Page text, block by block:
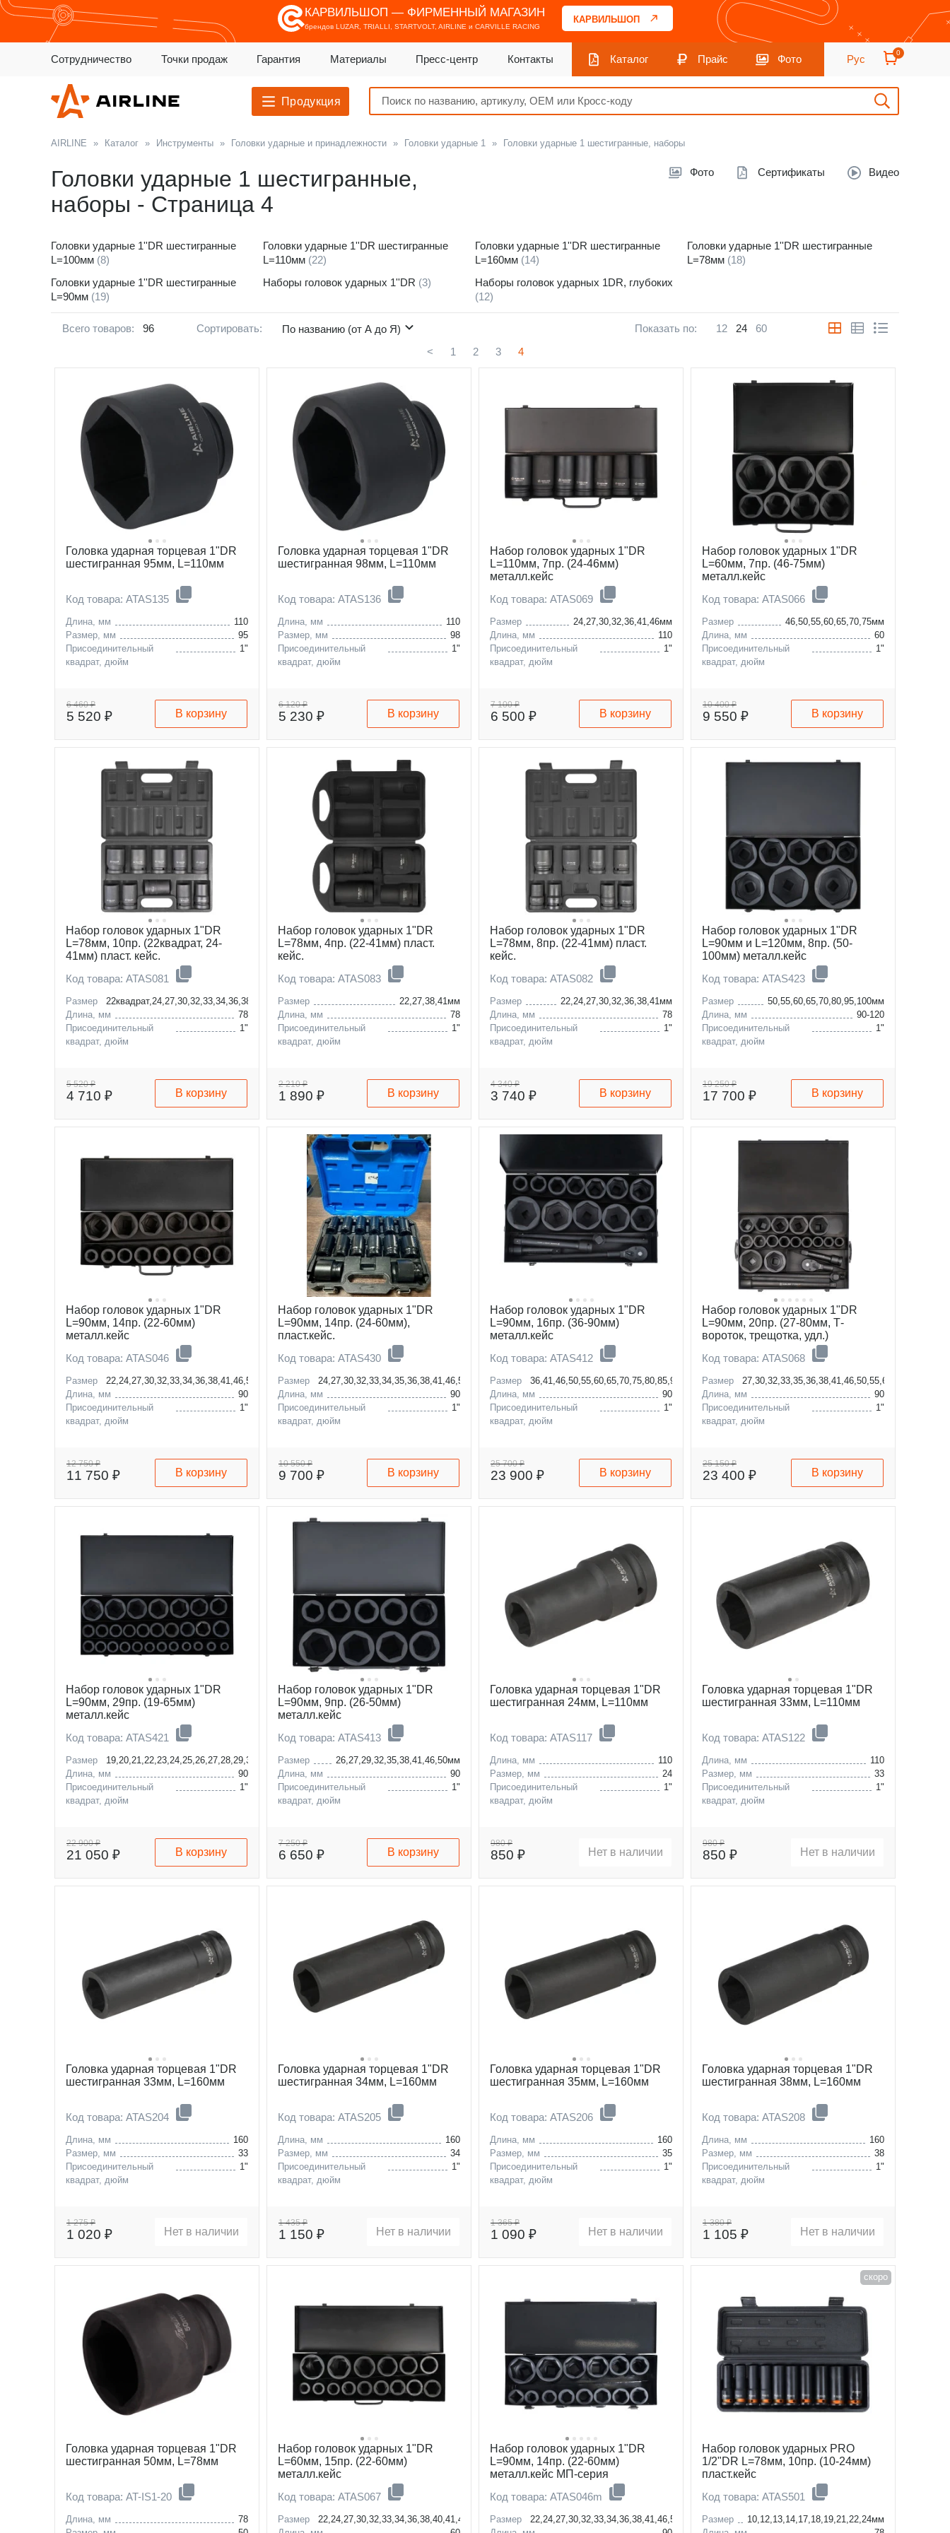
КАРВИЛЬШОП — ФИРМЕННЫЙ МАГАЗИН
брендов LUZAR, TRIALLI, STARTVOLT, AIRLINE и CARVILLE RACING
КАРВИЛЬШОП
Сотрудничество Точки продаж Гарантия Материалы Пресс-центр Контакты Каталог Прайс Фото Рус
0
Продукция
AIRLINE » Каталог » Инструменты » Головки ударные и принадлежности » Головки ударные 1 » Головки ударные 1 шестигранные, наборы
Головки ударные 1 шестигранные,
наборы - Страница 4
Фото Сертификаты Видео
Головки ударные 1''DR шестигранные
L=100мм (8)
Головки ударные 1''DR шестигранные
L=110мм (22)
Головки ударные 1''DR шестигранные
L=160мм (14)
Головки ударные 1''DR шестигранные
L=78мм (18)
Головки ударные 1''DR шестигранные
L=90мм (19)
Наборы головок ударных 1''DR (3)
Наборы головок ударных 1DR, глубоких
(12)
Всего товаров: 96 Сортировать: По названию (от А до Я) Показать по: 12 24
60
<
1 2 3 4
Головка ударная торцевая 1"DR
шестигранная 95мм, L=110мм
Код товара: ATAS135
Длина, мм
110
Размер, мм
95
Присоединительный
квадрат, дюйм
1"
6 460 ₽
5 520 ₽ В корзину
Головка ударная торцевая 1"DR
шестигранная 98мм, L=110мм
Код товара: ATAS136
Длина, мм
110
Размер, мм
98
Присоединительный
квадрат, дюйм
1"
6 120 ₽
5 230 ₽ В корзину
Набор головок ударных 1"DR
L=110мм, 7пр. (24-46мм)
металл.кейс
Код товара: ATAS069
Размер
24,27,30,32,36,41,46мм
Длина, мм
110
Присоединительный
квадрат, дюйм
1"
7 100 ₽
6 500 ₽ В корзину
Набор головок ударных 1"DR
L=60мм, 7пр. (46-75мм)
металл.кейс
Код товара: ATAS066
Размер
46,50,55,60,65,70,75мм
Длина, мм
60
Присоединительный
квадрат, дюйм
1"
10 400 ₽
9 550 ₽ В корзину
Набор головок ударных 1"DR
L=78мм, 10пр. (22квадрат, 24-
41мм) пласт. кейс.
Код товара: ATAS081
Размер
22квадрат,24,27,30,32,33,34,36,38,41мм
Длина, мм
78
Присоединительный
квадрат, дюйм
1"
5 520 ₽
4 710 ₽ В корзину
Набор головок ударных 1"DR
L=78мм, 4пр. (22-41мм) пласт.
кейс.
Код товара: ATAS083
Размер
22,27,38,41мм
Длина, мм
78
Присоединительный
квадрат, дюйм
1"
2 210 ₽
1 890 ₽ В корзину
Набор головок ударных 1"DR
L=78мм, 8пр. (22-41мм) пласт.
кейс.
Код товара: ATAS082
Размер
22,24,27,30,32,36,38,41мм
Длина, мм
78
Присоединительный
квадрат, дюйм
1"
4 340 ₽
3 740 ₽ В корзину
Набор головок ударных 1"DR
L=90мм и L=120мм, 8пр. (50-
100мм) металл.кейс
Код товара: ATAS423
Размер
50,55,60,65,70,80,95,100мм
Длина, мм
90-120
Присоединительный
квадрат, дюйм
1"
19 250 ₽
17 700 ₽ В корзину
Набор головок ударных 1"DR
L=90мм, 14пр. (22-60мм)
металл.кейс
Код товара: ATAS046
Размер
22,24,27,30,32,33,34,36,38,41,46,50,55,60мм
Длина, мм
90
Присоединительный
квадрат, дюйм
1"
12 750 ₽
11 750 ₽ В корзину
Набор головок ударных 1"DR
L=90мм, 14пр. (24-60мм),
пласт.кейс.
Код товара: ATAS430
Размер
24,27,30,32,33,34,35,36,38,41,46,50,55,60мм
Длина, мм
90
Присоединительный
квадрат, дюйм
1"
10 550 ₽
9 700 ₽ В корзину
Набор головок ударных 1"DR
L=90мм, 16пр. (36-90мм)
металл.кейс
Код товара: ATAS412
Размер
36,41,46,50,55,60,65,70,75,80,85,90мм
Длина, мм
90
Присоединительный
квадрат, дюйм
1"
25 700 ₽
23 900 ₽ В корзину
Набор головок ударных 1"DR
L=90мм, 20пр. (27-80мм, Т-
вороток, трещотка, удл.)
Код товара: ATAS068
Размер
Длина, мм
90
Присоединительный
квадрат, дюйм
1"
25 150 ₽
23 400 ₽ В корзину
Набор головок ударных 1"DR
L=90мм, 29пр. (19-65мм)
металл.кейс
Код товара: ATAS421
Размер
19,20,21,22,23,24,25,26,27,28,29,30,32,33,34,35,36,38,40,41,42,46,50,52,55,58,60,63,65мм
Длина, мм
90
Присоединительный
квадрат, дюйм
1"
22 900 ₽
21 050 ₽ В корзину
Набор головок ударных 1"DR
L=90мм, 9пр. (26-50мм)
металл.кейс
Код товара: ATAS413
Размер
26,27,29,32,35,38,41,46,50мм
Длина, мм
90
Присоединительный
квадрат, дюйм
1"
7 250 ₽
6 650 ₽ В корзину
Головка ударная торцевая 1"DR
шестигранная 24мм, L=110мм
Код товара: ATAS117
Длина, мм
110
Размер, мм
24
Присоединительный
квадрат, дюйм
1"
980 ₽
850 ₽ Нет в наличии
Головка ударная торцевая 1"DR
шестигранная 33мм, L=110мм
Код товара: ATAS122
Длина, мм
110
Размер, мм
33
Присоединительный
квадрат, дюйм
1"
980 ₽
850 ₽ Нет в наличии
Головка ударная торцевая 1"DR
шестигранная 33мм, L=160мм
Код товара: ATAS204
Длина, мм
160
Размер, мм
33
Присоединительный
квадрат, дюйм
1"
1 275 ₽
1 020 ₽ Нет в наличии
Головка ударная торцевая 1"DR
шестигранная 34мм, L=160мм
Код товара: ATAS205
Длина, мм
160
Размер, мм
34
Присоединительный
квадрат, дюйм
1"
1 435 ₽
1 150 ₽ Нет в наличии
Головка ударная торцевая 1"DR
шестигранная 35мм, L=160мм
Код товара: ATAS206
Длина, мм
160
Размер, мм
35
Присоединительный
квадрат, дюйм
1"
1 365 ₽
1 090 ₽ Нет в наличии
Головка ударная торцевая 1"DR
шестигранная 38мм, L=160мм
Код товара: ATAS208
Длина, мм
160
Размер, мм
38
Присоединительный
квадрат, дюйм
1"
1 380 ₽
1 105 ₽ Нет в наличии
Головка ударная торцевая 1"DR
шестигранная 50мм, L=78мм
Код товара: AT-IS1-20
Длина, мм
78
Набор головок ударных 1"DR
L=60мм, 15пр. (22-60мм)
металл.кейс
Код товара: ATAS067
Размер
22,24,27,30,32,33,34,36,38,40,41,46,50,55,60мм
Набор головок ударных 1"DR
L=90мм, 14пр. (22-60мм)
металл.кейс МП-серия
Код товара: ATAS046m
Размер
22,24,27,30,32,33,34,36,38,41,46,50,55,60мм
скоро
Набор головок ударных PRO
1/2"DR L=78мм, 10пр. (10-24мм)
пласт.кейс
Код товара: ATAS501
Размер
10,12,13,14,17,18,19,21,22,24мм